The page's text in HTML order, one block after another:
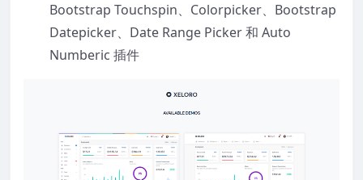
Bootstrap Touchspin、Colorpicker、Bootstrap
Datepicker、Date Range Picker 和 Auto
Numberic 插件